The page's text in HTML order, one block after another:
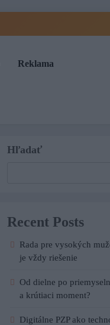
Reklama
Hľadať
Recent Posts
Rada pre vysokých
je vždy riešenie
Od dielne po
a krútiaci moment?
Digitálne PZP ako